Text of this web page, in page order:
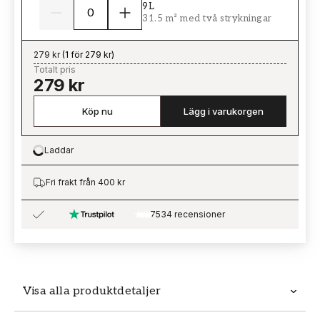
Visa alla produktdetaljer
9L
31.5 m² med två strykningar
279 kr(1 för 279 kr)
Totalt pris
279 kr
Köp nu Lägg i varukorgen
Loading…
Laddar
Fri frakt från 400 kr
7534 recensioner